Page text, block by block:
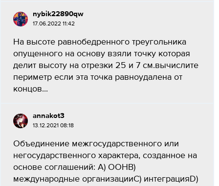
nybik22890qw
17.06.2022 11:42
На высоте равнобедренного треугольника
опущенного на основу взяли точку которая
делит высоту на отрезки 25 и 7 см.вычислите
периметр если эта точка равноудалена от
концов...
annakot3
13.12.2021 08:18
Объединение межгосударственного или
негосударственного характера, созданное на
основе соглашений: А) ООНB)
международные организацииC) интеграцияD)